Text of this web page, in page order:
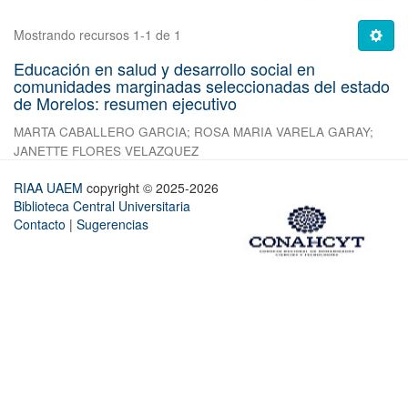
Mostrando recursos 1-1 de 1
Educación en salud y desarrollo social en
comunidades marginadas seleccionadas del estado
de Morelos: resumen ejecutivo
MARTA CABALLERO GARCIA; ROSA MARIA VARELA GARAY;
JANETTE FLORES VELAZQUEZ
RIAA UAEM copyright © 2025-2026
Biblioteca Central Universitaria
Contacto | Sugerencias